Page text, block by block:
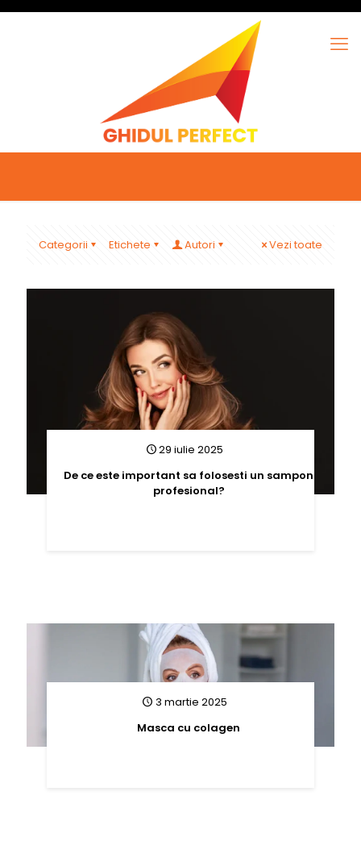
Categorii Etichete Autori Vezi toate
29 iulie 2025
De ce este important sa folosesti un sampon
profesional?
3 martie 2025
Masca cu colagen